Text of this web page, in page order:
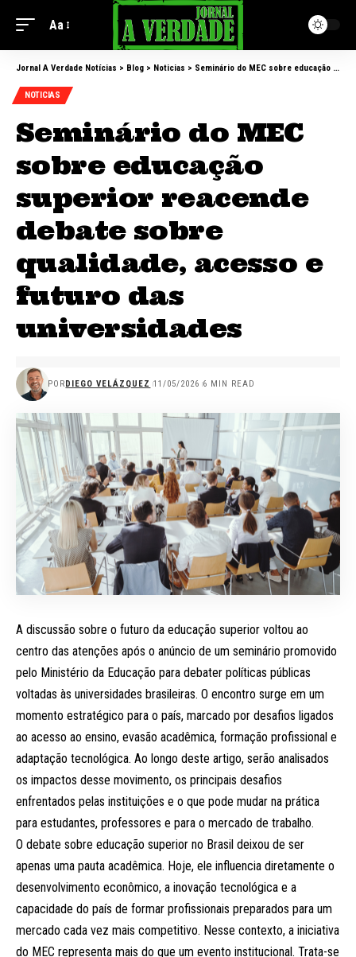
Aa
Jornal A Verdade Notícias > Blog > Noticias > Seminário do MEC sobre educação superior reacende debate sobre qualidade, acesso e futuro das universidades
NOTICIAS
Seminário do MEC
sobre educação
superior reacende
debate sobre
qualidade, acesso e
futuro das
universidades
PORDIEGO VELÁZQUEZ 11/05/2026 6 MIN READ
A discussão sobre o futuro da educação superior voltou ao
centro das atenções após o anúncio de um seminário promovido
pelo Ministério da Educação para debater políticas públicas
voltadas às universidades brasileiras. O encontro surge em um
momento estratégico para o país, marcado por desafios ligados
ao acesso ao ensino, evasão acadêmica, formação profissional e
adaptação tecnológica. Ao longo deste artigo, serão analisados
os impactos desse movimento, os principais desafios
enfrentados pelas instituições e o que pode mudar na prática
para estudantes, professores e para o mercado de trabalho.
O debate sobre educação superior no Brasil deixou de ser
apenas uma pauta acadêmica. Hoje, ele influencia diretamente o
desenvolvimento econômico, a inovação tecnológica e a
capacidade do país de formar profissionais preparados para um
mercado cada vez mais competitivo. Nesse contexto, a iniciativa
do MEC representa mais do que um evento institucional. Trata-se